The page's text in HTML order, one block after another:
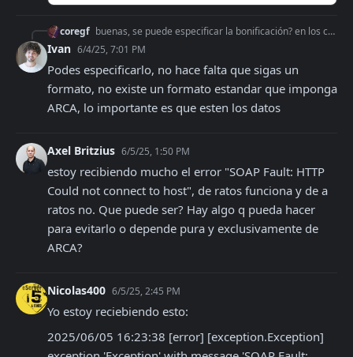
coregf buenas, se puede especificar la bonificación? en los comprobantes?
Ivan 6/4/25, 7:01 PM
Podes especificarlo, no hace falta que sigas un
formato, no existe un formato estandar que imponga
ARCA, lo importante es que esten los datos
Axel Britzius 6/5/25, 1:50 PM
estoy recibiendo mucho el error "SOAP Fault: HTTP
Could not connect to host", de ratos funciona y de a
ratos no. Que puede ser? Hay algo q pueda hacer
para evitarlo o depende pura y exclusivamente de
ARCA?
Nicolas400 6/5/25, 2:45 PM
Yo estoy reciebiendo esto:
2025/06/05 16:23:38 [error] [exception.Exception]